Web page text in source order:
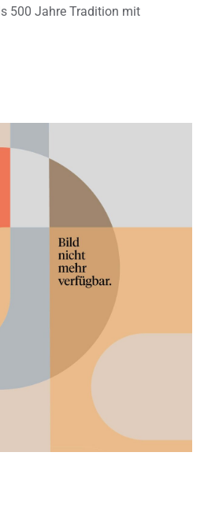
500 Jahre Tradition mit